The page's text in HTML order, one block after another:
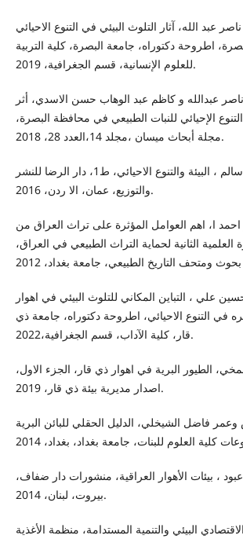
عبد الله، آثار التلوث البيئي في التنوع الاحيائي
اطروحة دكتوراه، جامعة البصرة، كلية التربية
للعلوم الإنسانية، قسم الجغرافية، 2019.
عبدالله و كاظم عبد الوهاب حسن الاسدي، أثر
الإحيائي للنبات الطبيعي في محافظة البصرة،
مجلة أبحاث ميسان ،مجلد 14،العدد 28، 2018.
ـ المالكي، عبد الله سالم ، البيئة والتنوع الاحيائي، ط1، دار الرضا للنشر
والتوزيع، عمان، الا ردن، 2016.
ا، اهم العوامل المؤثرة على تراث العراق من
العلمية الثانية لحماية التراث الطبيعي في العراق،
علي ، التباين المكاني للتلوث البيئي في اهوار
في التنوع الاحيائي، اطروحة دكتوراه، جامعة ذي
قار، كلية الآداب، قسم الجغرافية،2022.
الطيور البرية في اهوار ذي قار، الجزء الاول،
اصدار مديرية بيئة ذي قار، 2019.
فاضل الشيخلي، الدليل الحقلي للبائن البرية
، بيئات الأهوار العراقية، منشورات دار ضفاف،
بيروت، لبنان، 2014.
البيئي والتنمية المستدامة، منظمة الأغذية